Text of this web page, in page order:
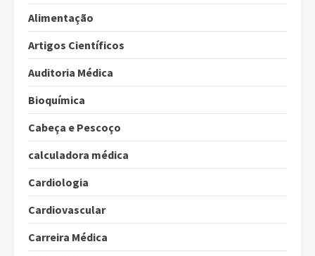
Alimentação
Artigos Científicos
Auditoria Médica
Bioquímica
Cabeça e Pescoço
calculadora médica
Cardiologia
Cardiovascular
Carreira Médica